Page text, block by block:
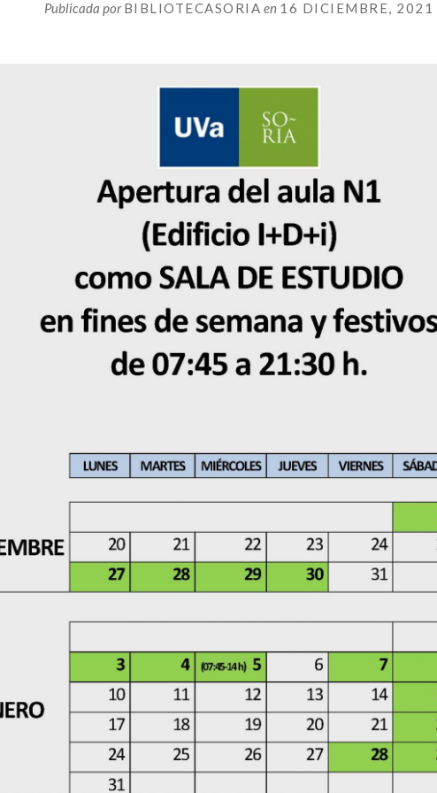
Publicada porBIBLIOTECASORIA en 16 DICIEMBRE, 2021